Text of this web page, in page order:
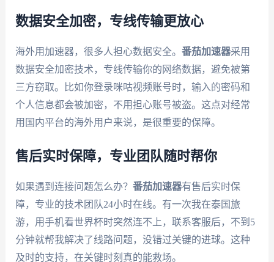
数据安全加密，专线传输更放心
海外用加速器，很多人担心数据安全。 番茄加速器采用
数据安全加密技术，专线传输你的网络数据，避免被第
三方窃取。比如你登录咪咕视频账号时，输入的密码和
个人信息都会被加密，不用担心账号被盗。这点对经常
用国内平台的海外用户来说，是很重要的保障。
售后实时保障，专业团队随时帮你
如果遇到连接问题怎么办？ 番茄加速器有售后实时保
障，专业的技术团队24小时在线。有一次我在泰国旅
游，用手机看世界杯时突然连不上，联系客服后，不到5
分钟就帮我解决了线路问题，没错过关键的进球。这种
及时的支持，在关键时刻真的能救场。